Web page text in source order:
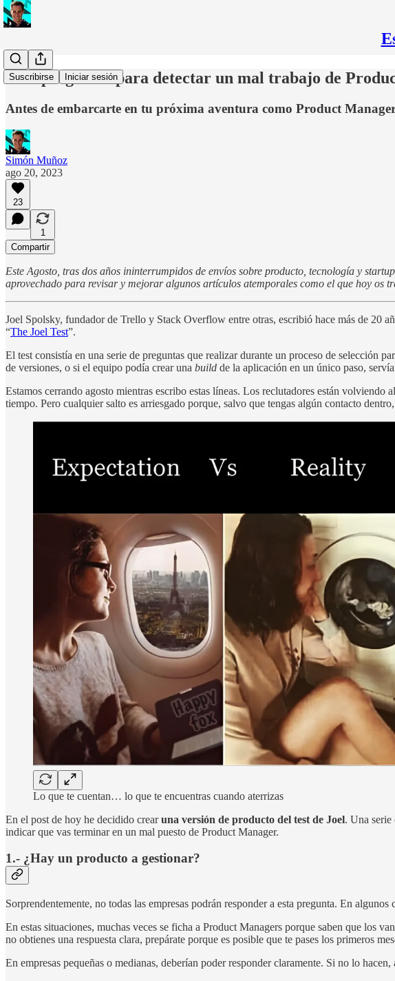
Suscribirse Iniciar sesión
Diez preguntas para detectar un mal trabajo de
Antes de embarcarte en tu próxima aventura como Product
Simón Muñoz
ago 20, 2023
23
1
Compartir
Este Agosto, tras dos años ininterrumpidos de envíos sobre producto, tecnología y
aprovechado para revisar y mejorar algunos artículos atemporales como el que hoy os
Joel Spolsky, fundador de Trello y Stack Overflow entre otras, escribió hace más de 20
“The Joel Test”.
El test consistía en una serie de preguntas que realizar durante un proceso de selección
de versiones, o si el equipo podía crear una build de la aplicación en un único paso,
Estamos cerrando agosto mientras escribo estas líneas. Los reclutadores están
tiempo. Pero cualquier salto es arriesgado porque, salvo que tengas algún contacto dentro,
Lo que te cuentan… lo que te encuentras cuando aterrizas
En el post de hoy he decidido crearuna versión de producto del test de Joel. Una serie
indicar que vas terminar en un mal puesto de Product Manager.
1.- ¿Hay un producto a gestionar?
Sorprendentemente, no todas las empresas podrán responder a esta pregunta. En
En estas situaciones, muchas veces se ficha a Product Managers porque saben que los
no obtienes una respuesta clara, prepárate porque es posible que te pases los primeros
En empresas pequeñas o medianas, deberían poder responder claramente. Si no lo hacen,